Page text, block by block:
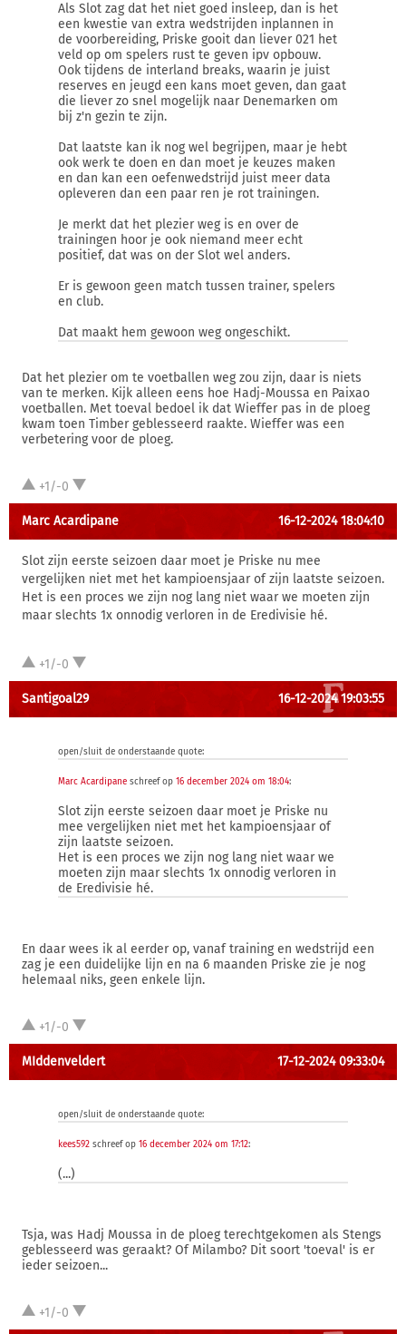
Als Slot zag dat het niet goed insleep, dan is het
een kwestie van extra wedstrijden inplannen in
de voorbereiding, Priske gooit dan liever 021 het
veld op om spelers rust te geven ipv opbouw.
Ook tijdens de interland breaks, waarin je juist
reserves en jeugd een kans moet geven, dan gaat
die liever zo snel mogelijk naar Denemarken om
bij z'n gezin te zijn.
Dat laatste kan ik nog wel begrijpen, maar je hebt
ook werk te doen en dan moet je keuzes maken
en dan kan een oefenwedstrijd juist meer data
opleveren dan een paar ren je rot trainingen.
Je merkt dat het plezier weg is en over de
trainingen hoor je ook niemand meer echt
positief, dat was on der Slot wel anders.
Er is gewoon geen match tussen trainer, spelers
en club.
Dat maakt hem gewoon weg ongeschikt.
Dat het plezier om te voetballen weg zou zijn, daar is niets
van te merken. Kijk alleen eens hoe Hadj-Moussa en Paixao
voetballen. Met toeval bedoel ik dat Wieffer pas in de ploeg
kwam toen Timber geblesseerd raakte. Wieffer was een
verbetering voor de ploeg.
+1/-0
Marc Acardipane 16-12-2024 18:04:10
Slot zijn eerste seizoen daar moet je Priske nu mee
vergelijken niet met het kampioensjaar of zijn laatste seizoen.
Het is een proces we zijn nog lang niet waar we moeten zijn
maar slechts 1x onnodig verloren in de Eredivisie hé.
+1/-0
Santigoal29 16-12-2024 19:03:55
open/sluit de onderstaande quote:
Marc Acardipane schreef op 16 december 2024 om 18:04:
Slot zijn eerste seizoen daar moet je Priske nu
mee vergelijken niet met het kampioensjaar of
zijn laatste seizoen.
Het is een proces we zijn nog lang niet waar we
moeten zijn maar slechts 1x onnodig verloren in
de Eredivisie hé.
En daar wees ik al eerder op, vanaf training en wedstrijd een
zag je een duidelijke lijn en na 6 maanden Priske zie je nog
helemaal niks, geen enkele lijn.
+1/-0
MIddenveldert 17-12-2024 09:33:04
open/sluit de onderstaande quote:
kees592 schreef op 16 december 2024 om 17:12:
(...)
Tsja, was Hadj Moussa in de ploeg terechtgekomen als Stengs
geblesseerd was geraakt? Of Milambo? Dit soort 'toeval' is er
ieder seizoen...
+1/-0